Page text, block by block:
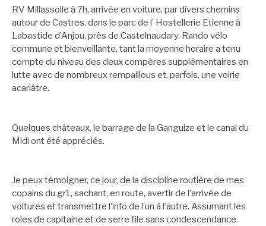
RV Millassolle à 7h, arrivée en voiture, par divers chemins
autour de Castres, dans le parc de l’ Hostellerie Etienne à
Labastide d’Anjou, près de Castelnaudary. Rando vélo
commune et bienveillante, tant la moyenne horaire a tenu
compte du niveau des deux compères supplémentaires en
lutte avec de nombreux rempaillous et, parfois, une voirie
acariâtre.
Quelques châteaux, le barrage de la Ganguize et le canal du
Midi ont été appréciés.
Je peux témoigner, ce jour, de la discipline routière de mes
copains du gr1, sachant, en route, avertir de l’arrivée de
voitures et transmettre l’info de l’un à l’autre. Assumant les
roles de capitaine et de serre file sans condescendance.